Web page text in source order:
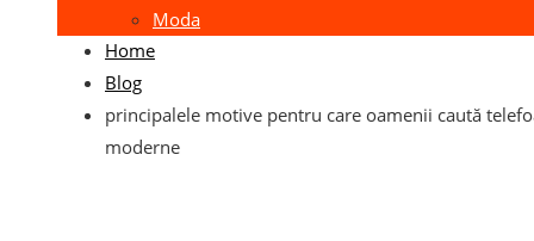
Moda
Home
Blog
principalele motive pentru care oamenii caută
moderne